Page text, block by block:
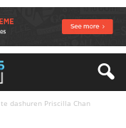
dashuren Priscilla Chan